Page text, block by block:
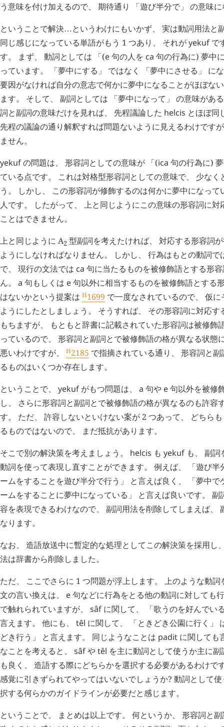
う意味を付け加えるので、 期待通り 「遊び半分で」 の意味
ということで解決…というわけにもいかず、 実は動詞用法と
同じ感じになっている単語がもう 1 つあり、 それがyekuf で
す。 まず、 動詞としては 「(e句の人を ca 句の行為に) 夢中
っています。 「夢中にする」 ではなく 「夢中にさせる」 に
要因がなければ自分の意志で何かに夢中になることがほぼな
ます。 そして、 副詞としては 「夢中になって」 の意味があ
詞と副詞の意味だけを見れば、 先程議論した helcis とほぼ同
先程の議論の通り解釈すれば問題ないように見えるわけです
ません。
yekufの問題は、 形容詞としての意味が 「(ica 句の行為に)
ている点です。 これは対格型形容詞としての意味で、 少な
う。 しかし、 この形容詞が修飾するのは何かに夢中になっ
人です。 したがって、 上と同じようにこの意味の形容詞に対
ことはできません。
上と同じように A2 型副詞を考えたければ、 対応する形容詞
ようにしなければなりません。 しかし、 行為はもとの動詞で
で、 現行の文法では ca 句に当たるものを被修飾語とする形
ん。 a 句もしくは e句以外に相当するものを被修飾語とする
はないかという提案は H1699 で一度なされているので、 仮
ようにしたとしましょう。 そうすれば、 その形容詞に対応す
もちますが、 もともと辞書に記載されていた形容詞は被修飾
っているので、 形容詞と副詞とで被修飾語の格が異なる状態
悪いわけですが、
H2185 で指摘されている通り、 形容詞と
るものはいくつか存在します。
ということで、 yekuf がもつ問題は、 a 句や e句以外を被修
し、 さらに形容詞と副詞とで被修飾語の格が異なるのも許容
す。 ただ、 許容しないといけない案が 2 つあって、 どちら
るものではないので、 まだ抵抗があります。
そこで別の解決策を考えましょう。 helcis も yekuf も、 副
動詞を使って表現し直すことができます。 例えば、 「遊び
ームをすることを遊び半分で行う」 と言えば良く、 「夢中
ームをすることに夢中になっている」 と言えば良いです。
容を表現できるわけなので、 副詞用法を削除してしまえば、
なります。
なお、 造語放送中に暫定的な処理としてこの解決策を採用し
法は辞書から削除しました。
ただ、 ここでさらに 1 つ問題が浮上します。 上のような動
文の言い換えは、 e句などに行為をとる他の動詞に対しても
で触れられていますが、 sâf に関して、 「歌うのを好んでい
言えます。 他にも、 têl に関して、 「ときどき公園に行く」
どき行う」 と言えます。 同じようなことは padit に関しても
なことを考えると、 sâfやtêl を主に動詞として使うか主に
も良く、 造語する際にどちらかを選択する必要があるわけで
感覚に引きずられてやってはいないでしょうか? 動詞として
択する何らかのガイドラインが必要だと感じます。
ということで、 まとめは以上です。 何というか、 形容詞と